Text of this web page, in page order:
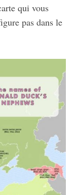
qui vous
pas dans le